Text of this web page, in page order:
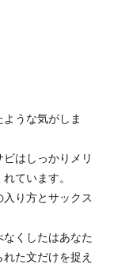
うな気がしま
はしっかりメリ
ています。
り方とサックス
くしたはあなた
た文だけを捉え